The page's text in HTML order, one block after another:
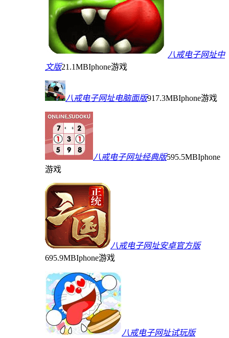
八戒电子网址中
文版21.1MBIphone游戏
八戒电子网址电脑面版917.3MBIphone游戏
八戒电子网址经典版595.5MBIphone
游戏
八戒电子网址安卓官方版
695.9MBIphone游戏
八戒电子网址试玩版